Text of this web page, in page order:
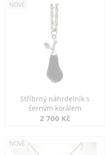
NOVÉ
Stříbrný náhrdelník s
černým korálem
2 700 Kč
NOVÉ